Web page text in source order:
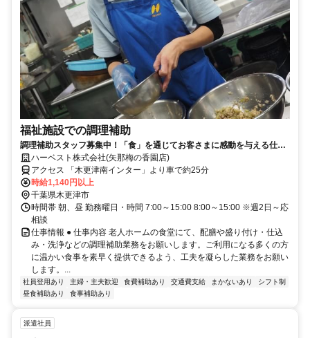
福祉施設での調理補助
調理補助スタッフ募集中！「食」を通じてお客さまに感動を与える仕事
をしよう♪
ハーベスト株式会社(矢那梅の香園店)
アクセス 「木更津南インター」より車で約25分
時給1,140円以上
千葉県木更津市
時間帯 朝、昼 勤務曜日・時間 7:00～15:00 8:00～15:00 ※週2日～応
相談
仕事情報 ● 仕事内容 老人ホームの食堂にて、配膳や盛り付け・仕込
み・洗浄などの調理補助業務をお願いします。ご利用になる多くの方
に温かい食事を素早く提供できるよう、工夫を凝らした業務をお願い
します。...
社員登用あり 主婦・主夫歓迎 食費補助あり 交通費支給 まかないあり
シフト制
昼食補助あり
食事補助あり
派遣社員